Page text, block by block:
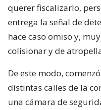
querer fiscalizarlo,
entrega la señal de
hace caso omiso y,
colisionar y de
De este modo,
distintas calles de la
una cámara de